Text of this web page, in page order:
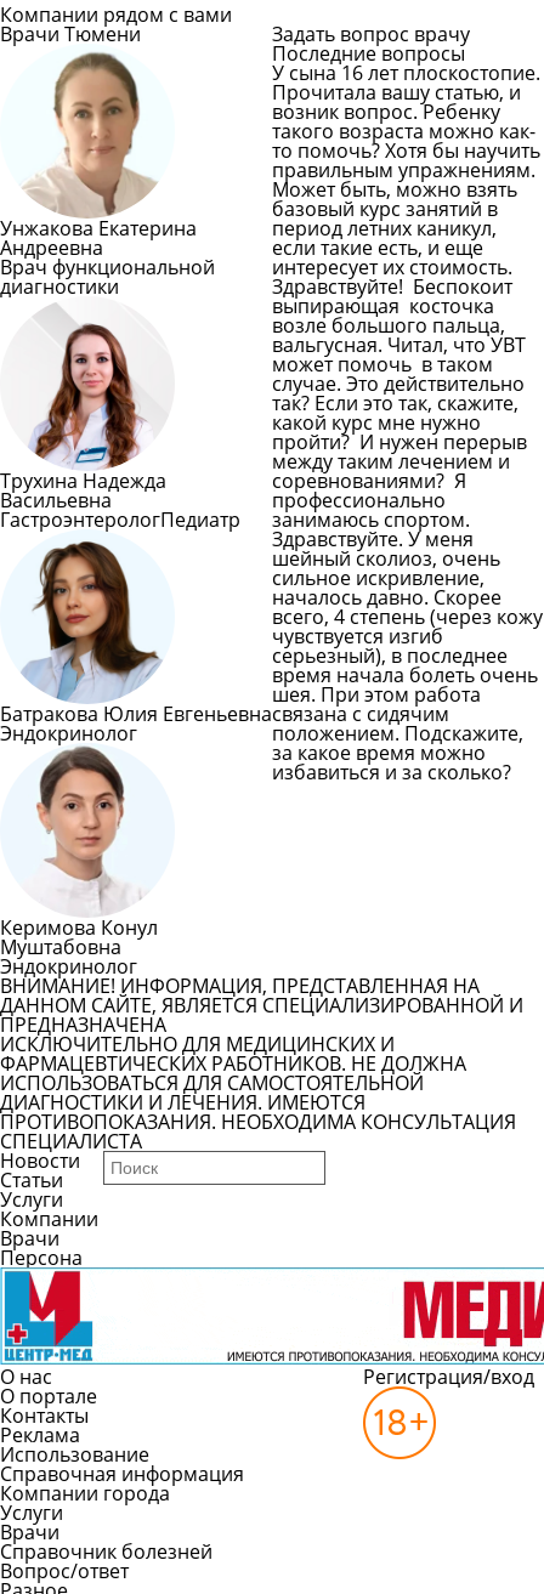
Компании рядом с вами
Врачи Тюмени
Унжакова Екатерина
Андреевна
Врач функциональной
диагностики
Трухина Надежда
Васильевна
ГастроэнтерологПедиатр
Батракова Юлия Евгеньевна
Эндокринолог
Керимова Конул
Муштабовна
Эндокринолог
Задать вопрос врачу
Последние вопросы
У сына 16 лет плоскостопие.
Прочитала вашу статью, и
возник вопрос. Ребенку
такого возраста можно как-
то помочь? Хотя бы научить
правильным упражнениям.
Может быть, можно взять
базовый курс занятий в
период летних каникул,
если такие есть, и еще
интересует их стоимость.
Здравствуйте! Беспокоит
выпирающая косточка
возле большого пальца,
вальгусная. Читал, что УВТ
может помочь в таком
случае. Это действительно
так? Если это так, скажите,
какой курс мне нужно
пройти? И нужен перерыв
между таким лечением и
соревнованиями? Я
профессионально
занимаюсь спортом.
Здравствуйте. У меня
шейный сколиоз, очень
сильное искривление,
началось давно. Скорее
всего, 4 степень (через кожу
чувствуется изгиб
серьезный), в последнее
время начала болеть очень
шея. При этом работа
связана с сидячим
положением. Подскажите,
за какое время можно
избавиться и за сколько?
ВНИМАНИЕ! ИНФОРМАЦИЯ, ПРЕДСТАВЛЕННАЯ НА
ДАННОМ САЙТЕ, ЯВЛЯЕТСЯ СПЕЦИАЛИЗИРОВАННОЙ И
ПРЕДНАЗНАЧЕНА
ИСКЛЮЧИТЕЛЬНО ДЛЯ МЕДИЦИНСКИХ И
ФАРМАЦЕВТИЧЕСКИХ РАБОТНИКОВ. НЕ ДОЛЖНА
ИСПОЛЬЗОВАТЬСЯ ДЛЯ САМОСТОЯТЕЛЬНОЙ
ДИАГНОСТИКИ И ЛЕЧЕНИЯ. ИМЕЮТСЯ
ПРОТИВОПОКАЗАНИЯ. НЕОБХОДИМА КОНСУЛЬТАЦИЯ
СПЕЦИАЛИСТА
Новости
Статьи
Услуги
Компании
Врачи
Персона
О нас
О портале
Контакты
Реклама
Использование
Справочная информация
Компании города
Услуги
Врачи
Справочник болезней
Вопрос/ответ
Регистрация/вход